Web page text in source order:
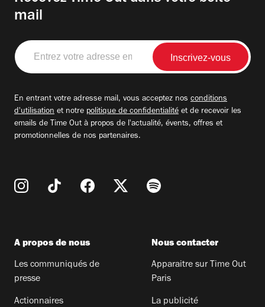
mail
Entrez
votre
adresse
En entrant votre adresse mail, vous acceptez nos conditions
d'utilisation et notre politique de confidentialité et de recevoir les
emails de Time Out à propos de l'actualité, évents, offres et
promotionnelles de nos partenaires.
A propos de nous
Les communiqués de
presse
Actionnaires
Nous contacter
Apparaitre sur Time Out
Paris
La publicité